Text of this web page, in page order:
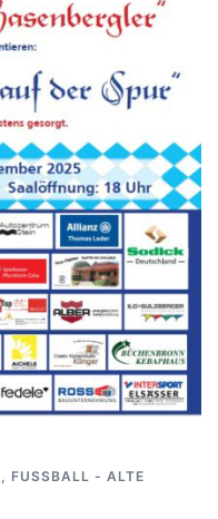
FUSSBALL - ALTE H